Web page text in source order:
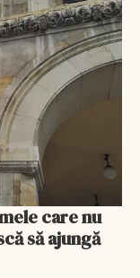
care nu
să ajungă